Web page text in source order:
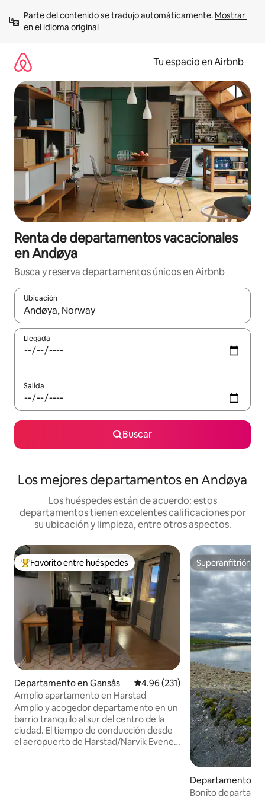
contenido
Parte del contenido se tradujo automáticamente. Mostrar
en el idioma original
Tu espacio en Airbnb
Renta de departamentos vacacionales
en Andøya
Busca y reserva departamentos únicos en Airbnb
Ubicación
Cuando los resultados estén disponibles, podrás navegar
Llegada
Salida
Buscar
Los mejores departamentos en Andøya
Los huéspedes están de acuerdo: estos
departamentos tienen excelentes calificaciones por
su ubicación y limpieza, entre otros aspectos.
De los mejores en Favorito entre huéspedes
Favorito entre huéspedes
Departamento en Gansås Calificación promedio: 4.96 de
4.96 (231)
Amplio apartamento en Harstad
Amplio y acogedor departamento en un
barrio tranquilo al sur del centro de la
ciudad. El tiempo de conducción desde
el aeropuerto de Harstad/Narvik Evenes
Superanfitrión
Superanfitrión
Departamento
Bonito